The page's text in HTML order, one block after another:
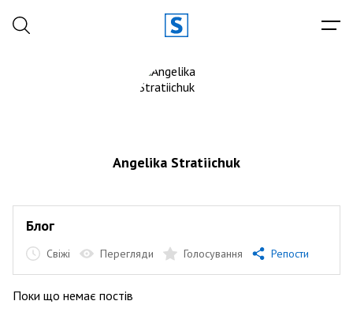
Angelika Stratiichuk
Блог
Свіжі Перегляди Голосування Репости
Поки що немає постів